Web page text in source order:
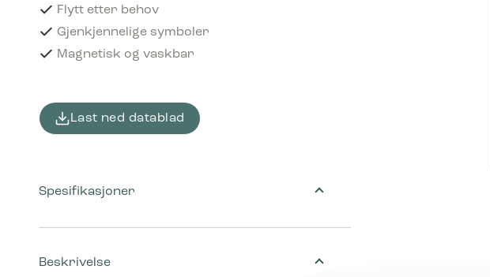
Flytt etter behov
Gjenkjennelige symboler
Magnetisk og vaskbar
Last ned datablad
Beskrivelse
Spesifikasjoner